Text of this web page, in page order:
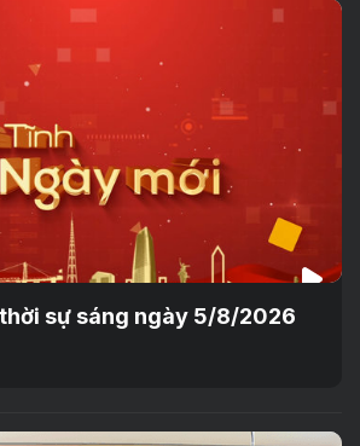
sự sáng ngày 5/8/2026